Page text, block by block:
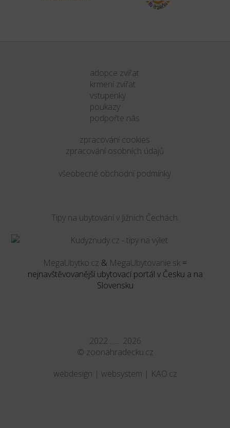
adopce zvířat
krmení zvířat
vstupenky
poukazy
podpořte nás
zpracování cookies
zpracování osobních údajů
všeobecné obchodní podmínky
Tipy na ubytování v Jižních Čechách.
MegaUbytko.cz & MegaUbytovanie.sk =
nejnavštěvovanější ubytovací portál v Česku a na
Slovensku
2022 ....... 2026
© zoonahradecku.cz
webdesign | websystem | KAO.cz